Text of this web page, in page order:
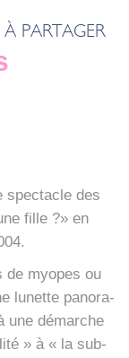
PARTAGER
spec­tacle des
fille ?» en
de myopes ou
lunette pano­ra­
une démarche
» à « la sub­